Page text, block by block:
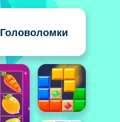
Головоломки